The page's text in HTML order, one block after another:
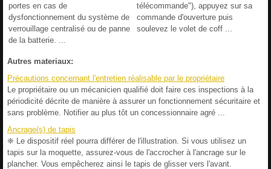
portes en cas de
dysfonctionnement du système de
verrouillage centralisé ou de panne
de la batterie. ...
télécommande"), appuyez sur sa
commande d'ouverture puis
soulevez le volet de coff ...
Autres materiaux:
Précautions concernant l'entretien réalisable par le propriétaire
Le propriétaire ou un mécanicien qualifié doit faire ces inspections à la
périodicité décrite de manière à assurer un fonctionnement sécuritaire et
sans problème. Notifier au plus tôt un concessionnaire agré ...
Ancrage(s) de tapis
❈ Le dispositif réel pourra différer de l'illustration. Si vous utilisez un
tapis sur la moquette, assurez-vous de l'accrocher à l'ancrage sur le
plancher. Vous empêcherez ainsi le tapis de glisser vers l'avant.